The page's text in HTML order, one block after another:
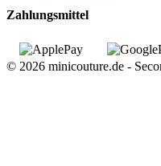
Zahlungsmittel
© 2026 minicouture.de -